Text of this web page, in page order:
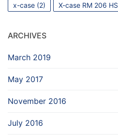
x-case (2) X-case RM 206 HS
ARCHIVES
March 2019
May 2017
November 2016
July 2016